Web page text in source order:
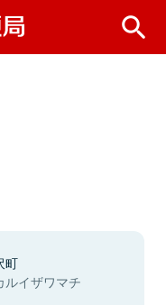
町
ルイザワマチ